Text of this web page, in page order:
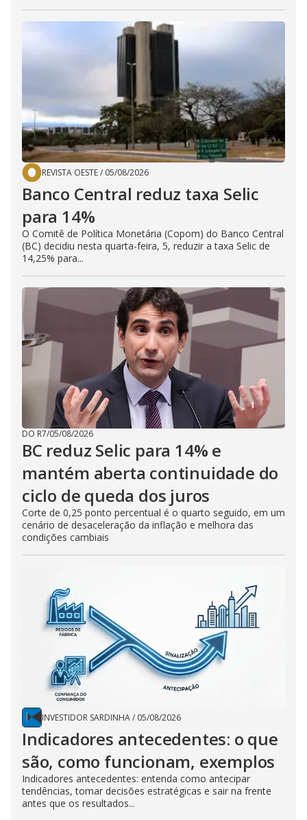
REVISTA OESTE/ 05/08/2026
Banco Central reduz taxa Selic
para 14%
O Comitê de Política Monetária (Copom) do Banco Central
(BC) decidiu nesta quarta-feira, 5, reduzir a taxa Selic de
14,25% para...
DO R7/05/08/2026
BC reduz Selic para 14% e
mantém aberta continuidade do
ciclo de queda dos juros
Corte de 0,25 ponto percentual é o quarto seguido, em um
cenário de desaceleração da inflação e melhora das
condições cambiais
INVESTIDOR SARDINHA/ 05/08/2026
Indicadores antecedentes: o que
são, como funcionam, exemplos
Indicadores antecedentes: entenda como antecipar
tendências, tomar decisões estratégicas e sair na frente
antes que os resultados...